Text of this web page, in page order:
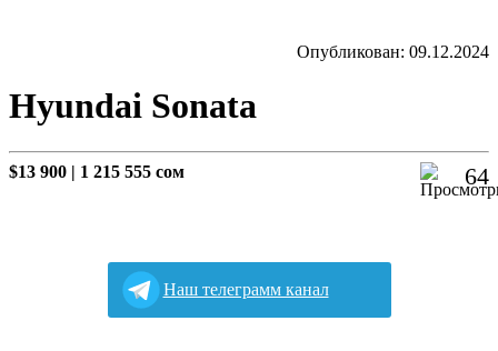
Опубликован: 09.12.2024
Hyundai Sonata
$13 900 | 1 215 555 сом 64
Наш телеграмм канал